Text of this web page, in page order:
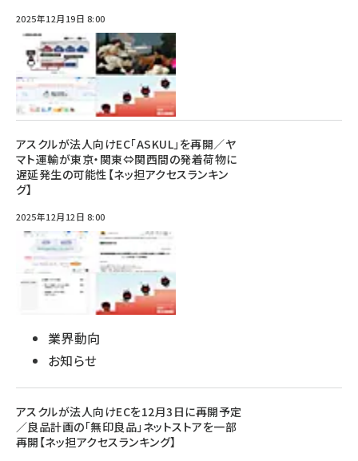
2025年12月19日 8:00
アスクルが法人向けEC「ASKUL」を再開／ヤ
マト運輸が東京・関東⇔関西間の発着荷物に
遅延発生の可能性【ネッ担アクセスランキン
グ】
2025年12月12日 8:00
業界動向
お知らせ
アスクルが法人向けECを12月3日に再開予定
／良品計画の「無印良品」ネットストアを一部
再開【ネッ担アクセスランキング】